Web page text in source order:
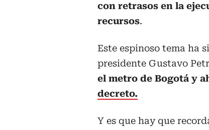
con retrasos en la
recursos.
Este espinoso tema ha
presidente Gustavo
el metro de Bogotá y
decreto.
Y es que hay que